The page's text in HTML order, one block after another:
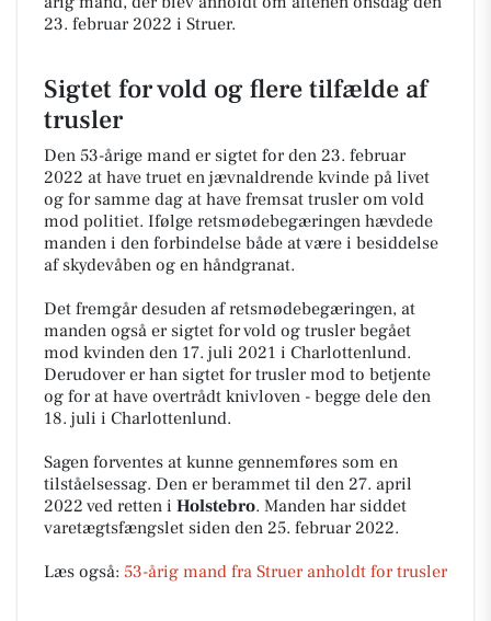
23. februar 2022 i Struer.
Sigtet for vold og flere tilfælde af
trusler
Den 53-årige mand er sigtet for den 23. februar
2022 at have truet en jævnaldrende kvinde på livet
og for samme dag at have fremsat trusler om vold
mod politiet. Ifølge retsmødebegæringen hævdede
manden i den forbindelse både at være i besiddelse
af skydevåben og en håndgranat.
Det fremgår desuden af retsmødebegæringen, at
manden også er sigtet for vold og trusler begået
mod kvinden den 17. juli 2021 i Charlottenlund.
Derudover er han sigtet for trusler mod to betjente
og for at have overtrådt knivloven - begge dele den
18. juli i Charlottenlund.
Sagen forventes at kunne gennemføres som en
tilståelsessag. Den er berammet til den 27. april
2022 ved retten i Holstebro. Manden har siddet
varetægtsfængslet siden den 25. februar 2022.
Læs også: 53-årig mand fra Struer anholdt for trusler